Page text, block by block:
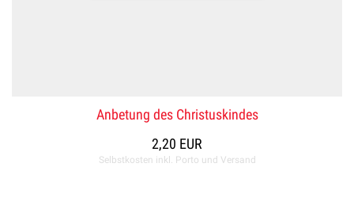
Anbetung des Christuskindes
2,20 EUR
Selbstkosten inkl. Porto und Versand